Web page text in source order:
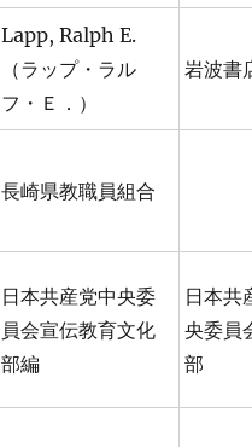
Lapp, Ralph E.
（ラップ・ラル
フ・Ｅ．）
岩波書
長崎県教職員組合
日本共産党中央委
員会宣伝教育文化
部編
日本共
央委員
部